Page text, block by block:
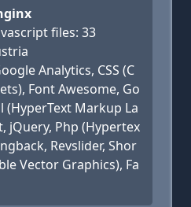
files: 33
Analytics, CSS (C
Font Awesome, Go
(HyperText Markup La
jQuery, Php (Hypertex
Revslider, Shor
Vector Graphics), Fa